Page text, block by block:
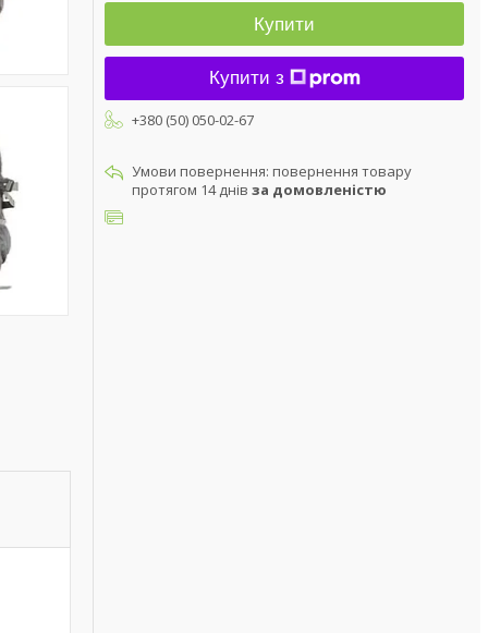
Купити
Купити з
+380 (50) 050-02-67
повернення товару
протягом 14 днів за домовленістю